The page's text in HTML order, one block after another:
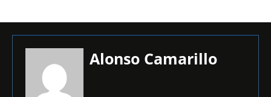
Alonso Camarillo